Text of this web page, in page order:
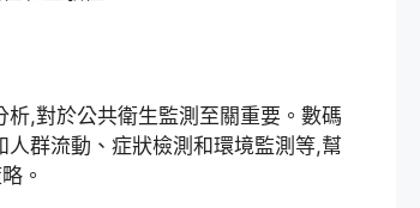
,對於公共衛生監測至關重要。數碼
群流動、症狀檢測和環境監測等,幫
。